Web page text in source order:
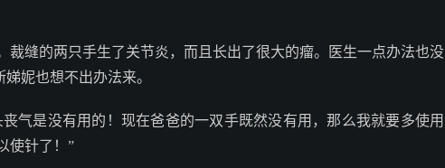
缝的两只手生了关节炎，而且长出了很大的瘤。医生一点办法也没
妮也想不出办法来。
是没有用的！现在爸爸的一双手既然没有用，那么我就要多使用
使针了！”